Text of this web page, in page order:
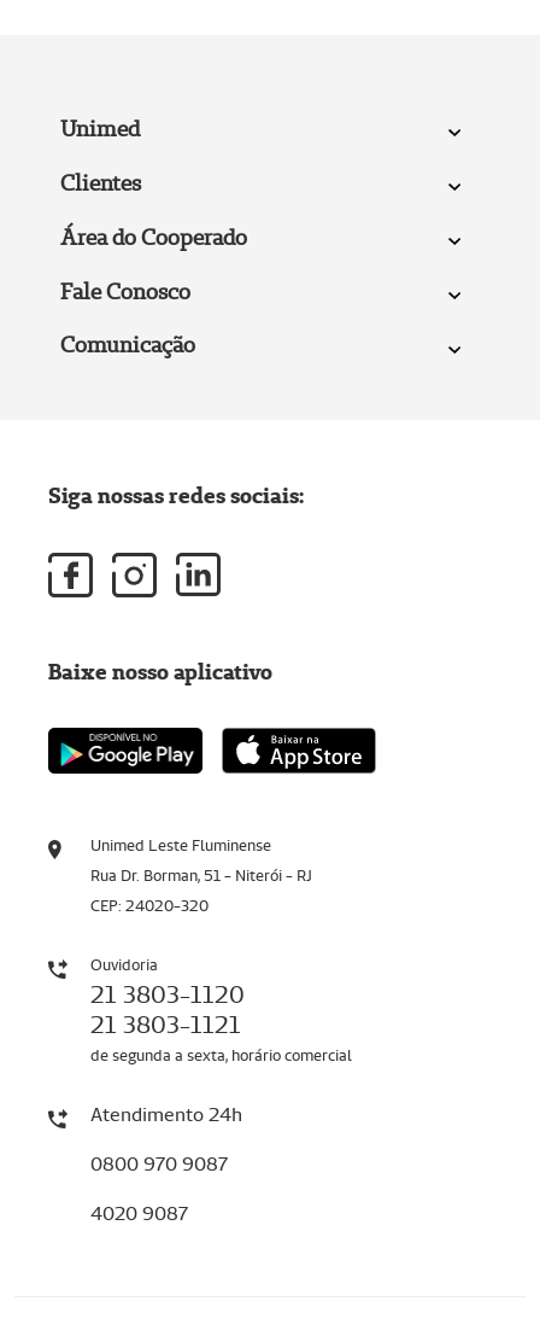
Unimed
Clientes
Área do Cooperado
Fale Conosco
Comunicação
Unimed Leste Fluminense
Rua Dr. Borman, 51 - Niterói - RJ
CEP: 24020-320
Ouvidoria
21 3803-1120
21 3803-1121
de segunda a sexta, horário comercial
Atendimento 24h
0800 970 9087
4020 9087
Siga nossas redes sociais:
Baixe nosso aplicativo